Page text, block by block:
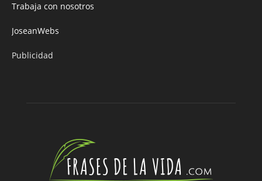
Trabaja con nosotros
JoseanWebs
Publicidad